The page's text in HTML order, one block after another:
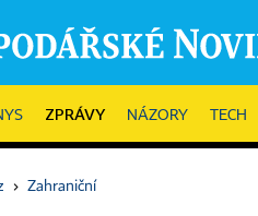
ZPRÁVY NÁZORY TECH
› Zahraniční